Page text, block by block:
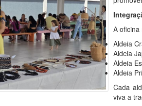
A
Aldeia
Aldeia
Aldeia
Aldeia
Cada
viva a